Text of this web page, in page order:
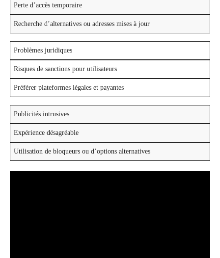
Perte d’accès temporaire
Recherche d’alternatives ou adresses mises à jour
Problèmes juridiques
Risques de sanctions pour utilisateurs
Préférer plateformes légales et payantes
Publicités intrusives
Expérience désagréable
Utilisation de bloqueurs ou d’options alternatives